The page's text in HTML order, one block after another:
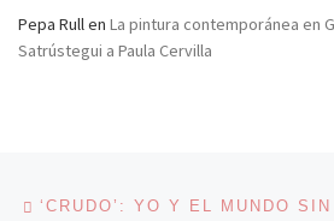
Pepa Rullen La pintura contemporánea en
Satrústegui a Paula Cervilla
Navegación de
‘CRUDO’: YO Y EL MUNDO